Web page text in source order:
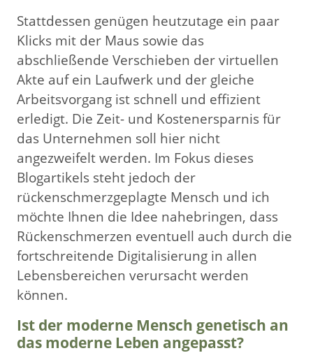
Stattdessen genügen heutzutage ein paar
Klicks mit der Maus sowie das
abschließende Verschieben der virtuellen
Akte auf ein Laufwerk und der gleiche
Arbeitsvorgang ist schnell und effizient
erledigt. Die Zeit- und Kostenersparnis für
das Unternehmen soll hier nicht
angezweifelt werden. Im Fokus dieses
Blogartikels steht jedoch der
rückenschmerzgeplagte Mensch und ich
möchte Ihnen die Idee nahebringen, dass
Rückenschmerzen eventuell auch durch die
fortschreitende Digitalisierung in allen
Lebensbereichen verursacht werden
können.
Ist der moderne Mensch genetisch an
das moderne Leben angepasst?